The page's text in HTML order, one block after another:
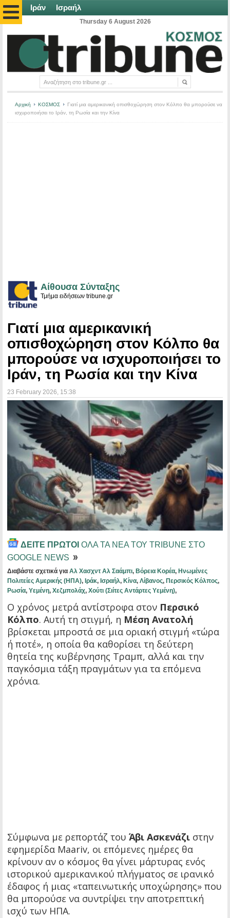
Ιράν Ισραήλ
Thursday 6 August 2026
Αρχική ΚΟΣΜΟΣ
Γιατί μια αμερικανική οπισθοχώρηση στον Κόλπο θα μπορούσε να
ισχυροποιήσει το Ιράν, τη Ρωσία και την Κίνα
Αίθουσα Σύνταξης
Τμήμα ειδήσεων tribune.gr
Γιατί μια αμερικανική
οπισθοχώρηση στον Κόλπο θα
μπορούσε να ισχυροποιήσει το
Ιράν, τη Ρωσία και την Κίνα
23 February 2026 , 15:38
ΔΕΙΤΕ ΠΡΩΤΟΙ ΟΛΑ ΤΑ ΝΕΑ ΤΟΥ TRIBUNE ΣΤΟ
GOOGLE NEWS
Διαβάστε σχετικά για Αλ Χασχντ Αλ Σαάμπι, Βόρεια Κορέα, Ηνωμένες
Πολιτείες Αμερικής (ΗΠΑ), Ιράκ, Ισραήλ, Κίνα, Λίβανος, Περσικός Κόλπος,
Ρωσία, Υεμένη, Χεζμπολάχ, Χούτι (Σιίτες Αντάρτες Υεμένη),
Ο χρόνος μετρά αντίστροφα στον Περσικό
Κόλπο. Αυτή τη στιγμή, η Μέση Ανατολή
βρίσκεται μπροστά σε μια οριακή στιγμή «τώρα
ή ποτέ», η οποία θα καθορίσει τη δεύτερη
θητεία της κυβέρνησης Τραμπ, αλλά και την
παγκόσμια τάξη πραγμάτων για τα επόμενα
χρόνια.
Σύμφωνα με ρεπορτάζ του Άβι Ασκενάζι στην
εφημερίδα Maariv, οι επόμενες ημέρες θα
κρίνουν αν ο κόσμος θα γίνει μάρτυρας ενός
ιστορικού αμερικανικού πλήγματος σε ιρανικό
έδαφος ή μιας «ταπεινωτικής υποχώρησης» που
θα μπορούσε να συντρίψει την αποτρεπτική
ισχύ των ΗΠΑ.